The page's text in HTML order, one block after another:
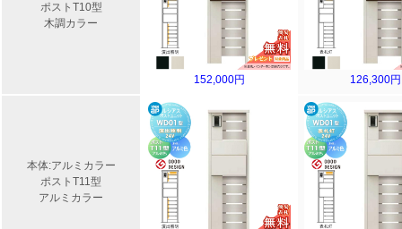
ポストT10型
木調カラー
152,000円 126,300円
本体:アルミカラー
ポストT11型
アルミカラー